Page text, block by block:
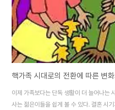
핵가족 시대로의 전환에 따른 변
이제 가족보다는 단독 생활이 더 늘어나는
사는 젊은이들을 쉽게 볼 수 있다. 결혼 시